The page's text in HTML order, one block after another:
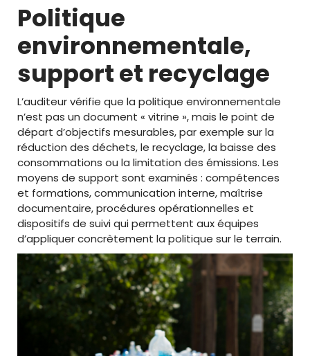
Politique
environnementale,
support et recyclage
L’auditeur vérifie que la politique environnementale
n’est pas un document « vitrine », mais le point de
départ d’objectifs mesurables, par exemple sur la
réduction des déchets, le recyclage, la baisse des
consommations ou la limitation des émissions. Les
moyens de support sont examinés : compétences
et formations, communication interne, maîtrise
documentaire, procédures opérationnelles et
dispositifs de suivi qui permettent aux équipes
d’appliquer concrètement la politique sur le terrain.